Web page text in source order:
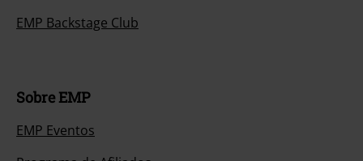
EMP Backstage Club
Sobre EMP
EMP Eventos